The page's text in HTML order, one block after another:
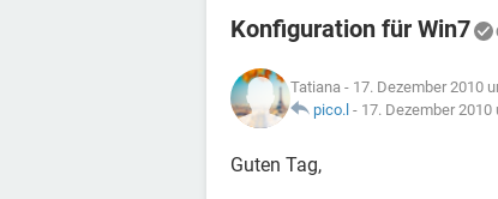
Konfiguration für Win7
Tatiana - 17. Dezember 2010
pico.l - 17. Dezember 2010
Guten Tag,